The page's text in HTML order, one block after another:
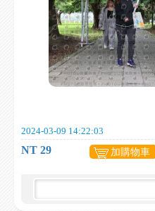
2024-03-09 14:22:03
NT 29 加購物車